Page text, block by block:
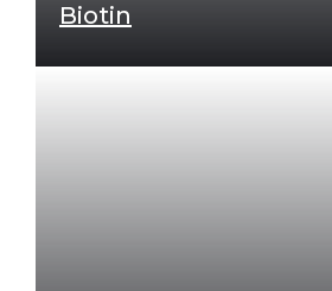
Biotin